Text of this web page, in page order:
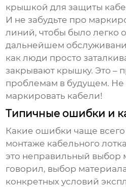
крышкой для защиты
И не забудьте про
линий, чтобы было легко
дальнейшем
как люди просто
закрывают крышку. Это –
проблемам в будущем. Не
маркировать кабели!
Типичные ошибки и
Какие ошибки чаще
монтаже кабельного
это неправильный выбор
говорил, выбор
конкретных условий